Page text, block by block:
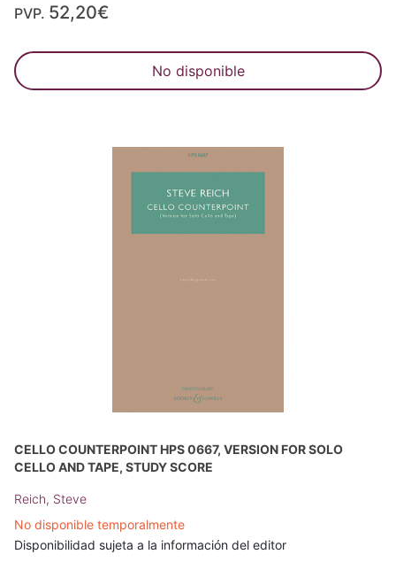
PVP. 52,20€
No disponible
CELLO COUNTERPOINT HPS 0667, VERSION FOR SOLO
CELLO AND TAPE, STUDY SCORE
Reich, Steve
No disponible temporalmente
Disponibilidad sujeta a la información del editor